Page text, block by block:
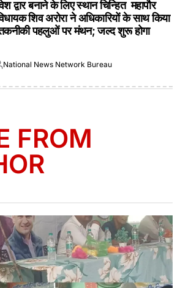
द्वार बनाने के लिए स्थान चिन्हित महापौर
शिव अरोरा ने अधिकारियों के साथ किया
तकनीकी पहलुओं पर मंथन; जल्द शुरू होगा
National News Network Bureau
FROM